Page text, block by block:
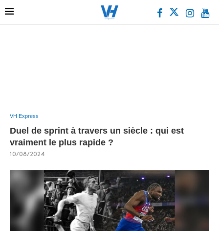
VH Express
Duel de sprint à travers un siècle : qui est
vraiment le plus rapide ?
10/08/2024